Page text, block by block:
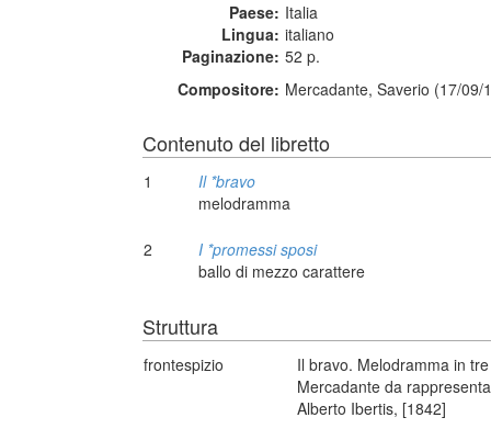
Paese: Italia
Lingua: italiano
Paginazione: 52 p.
Compositore: Mercadante, Saverio (17/09/
Contenuto del libretto
1
Il *bravo
melodramma
2
I *promessi sposi
ballo di mezzo carattere
Struttura
frontespizio
Il bravo. Melodramma in
Mercadante da
Alberto Ibertis, [1842]